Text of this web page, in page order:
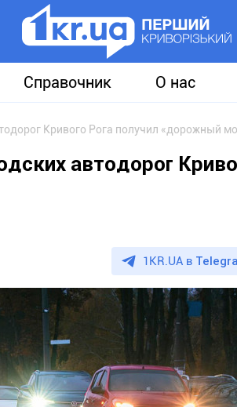
Справочник О нас
Кривого Рога получил «дорожный
автодорог
1KR.UA в